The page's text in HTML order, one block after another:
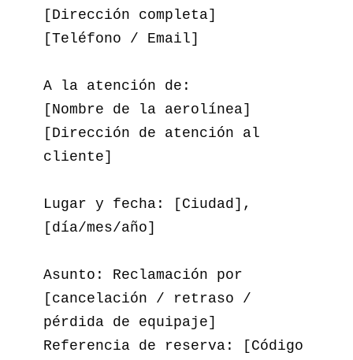
[Dirección completa]
[Teléfono / Email]
A la atención de:
[Nombre de la aerolínea]
[Dirección de atención al
cliente]
Lugar y fecha: [Ciudad],
[día/mes/año]
Asunto: Reclamación por
[cancelación / retraso /
pérdida de equipaje]
Referencia de reserva: [Código